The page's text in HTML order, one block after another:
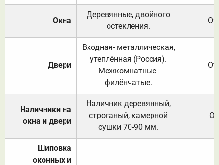
Окна
Деревянные, двойного
остекления.
Двери
Входная- металлическая,
утеплённая (Россия).
Межкомнатные-
филёнчатые.
Наличники на
окна и двери
Наличник деревянный,
строганый, камерной
сушки 70-90 мм.
Шиповка
оконных и